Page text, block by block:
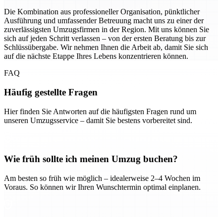
Die Kombination aus professioneller Organisation, pünktlicher
Ausführung und umfassender Betreuung macht uns zu einer der
zuverlässigsten Umzugsfirmen in der Region. Mit uns können Sie
sich auf jeden Schritt verlassen – von der ersten Beratung bis zur
Schlüssübergabe. Wir nehmen Ihnen die Arbeit ab, damit Sie sich
auf die nächste Etappe Ihres Lebens konzentrieren können.
FAQ
Häufig gestellte Fragen
Hier finden Sie Antworten auf die häufigsten Fragen rund um
unseren Umzugsservice – damit Sie bestens vorbereitet sind.
Wie früh sollte ich meinen Umzug buchen?
Am besten so früh wie möglich – idealerweise 2–4 Wochen im
Voraus. So können wir Ihren Wunschtermin optimal einplanen.